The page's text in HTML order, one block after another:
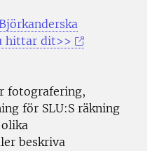
hittar dit>>
fotografering,
för SLU:S räkning
beskriva